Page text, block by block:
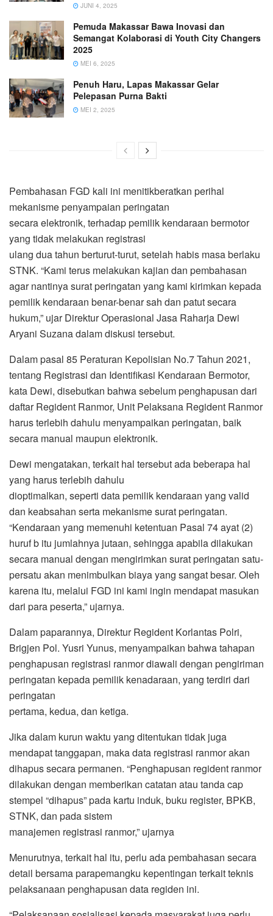
JUNI 4, 2025
Pemuda Makassar Bawa Inovasi dan
Semangat Kolaborasi di Youth City Changers
2025
MEI 6, 2025
Penuh Haru, Lapas Makassar Gelar
Pelepasan Purna Bakti
MEI 2, 2025
Pembahasan FGD kali ini menitikberatkan perihal
mekanisme penyampaian peringatan
secara elektronik, terhadap pemilik kendaraan bermotor
yang tidak melakukan registrasi
ulang dua tahun berturut-turut, setelah habis masa berlaku
STNK. “Kami terus melakukan kajian dan pembahasan
agar nantinya surat peringatan yang kami kirimkan kepada
pemilik kendaraan benar-benar sah dan patut secara
hukum,” ujar Direktur Operasional Jasa Raharja Dewi
Aryani Suzana dalam diskusi tersebut.
Dalam pasal 85 Peraturan Kepolisian No.7 Tahun 2021,
tentang Registrasi dan Identifikasi Kendaraan Bermotor,
kata Dewi, disebutkan bahwa sebelum penghapusan dari
daftar Regident Ranmor, Unit Pelaksana Regident Ranmor
harus terlebih dahulu menyampaikan peringatan, baik
secara manual maupun elektronik.
Dewi mengatakan, terkait hal tersebut ada beberapa hal
yang harus terlebih dahulu
dioptimalkan, seperti data pemilik kendaraan yang valid
dan keabsahan serta mekanisme surat peringatan.
“Kendaraan yang memenuhi ketentuan Pasal 74 ayat (2)
huruf b itu jumlahnya jutaan, sehingga apabila dilakukan
secara manual dengan mengirimkan surat peringatan satu-
persatu akan menimbulkan biaya yang sangat besar. Oleh
karena itu, melalui FGD ini kami ingin mendapat masukan
dari para peserta,” ujarnya.
Dalam paparannya, Direktur Regident Korlantas Polri,
Brigjen Pol. Yusri Yunus, menyampaikan bahwa tahapan
penghapusan registrasi ranmor diawali dengan pengiriman
peringatan kepada pemilik kenadaraan, yang terdiri dari
peringatan
pertama, kedua, dan ketiga.
Jika dalam kurun waktu yang ditentukan tidak juga
mendapat tanggapan, maka data registrasi ranmor akan
dihapus secara permanen. “Penghapusan regident ranmor
dilakukan dengan memberikan catatan atau tanda cap
stempel “dihapus” pada kartu induk, buku register, BPKB,
STNK, dan pada sistem
manajemen registrasi ranmor,” ujarnya
Menurutnya, terkait hal itu, perlu ada pembahasan secara
detail bersama parapemangku kepentingan terkait teknis
pelaksanaan penghapusan data regiden ini.